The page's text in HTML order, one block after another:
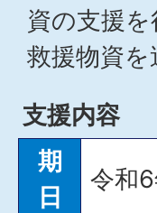
資の支援
救援物資を
支援内容
期
日
令和6